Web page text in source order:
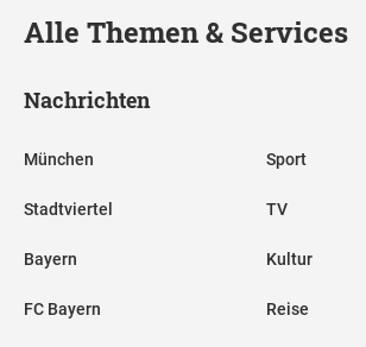
Alle Themen & Services
Nachrichten
München
Stadtviertel
Bayern
FC Bayern
Sport
TV
Kultur
Reise